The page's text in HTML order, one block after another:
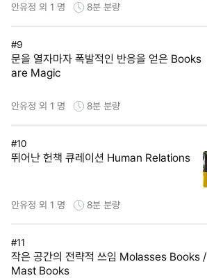
안유정 외 1 명 8분 분량
#9
문을 열자마자 폭발적인 반응을 얻은 Books
are Magic
안유정 외 1 명 8분 분량
#10
뛰어난 헌책 큐레이션 Human Relations
안유정 외 1 명 8분 분량
#11
작은 공간의 전략적 쓰임 Molasses Books /
Mast Books